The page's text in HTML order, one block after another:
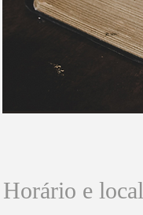
Horário e local